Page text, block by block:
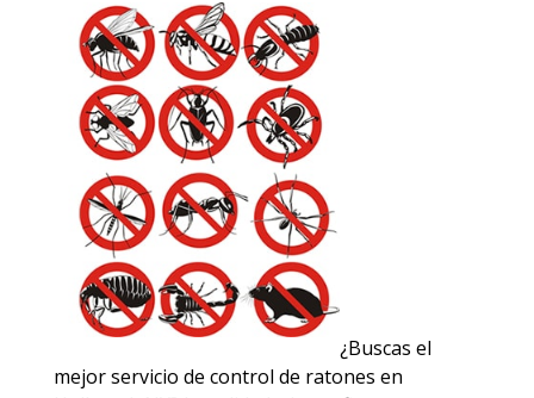
¿Buscas el
mejor servicio de control de ratones en